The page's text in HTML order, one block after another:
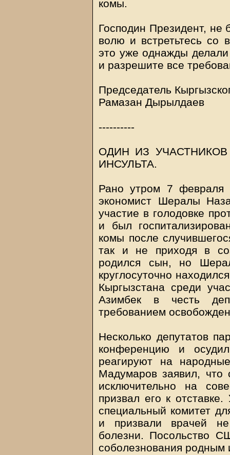
комы.
Господин Президент, не
волю и встретьтесь со
это уже однажды делали
и разрешите все
Председатель
Рамазан Дырылдаев
----------
ОДИН ИЗ
ИНСУЛЬТА.
Рано утром 7
экономист Шералы
участие в голодовке
и был
комы после
так и не приходя в
родился сын, но
круглосуточно
Кыргызстана среди
Азимбек в честь
требованием
Несколько депутатов
конференцию и
реагируют на
Мадумаров заявил, что
исключительно на
призвал его к
специальный комитет
и призвали врачей
болезни. Посольство
соболезнования родным